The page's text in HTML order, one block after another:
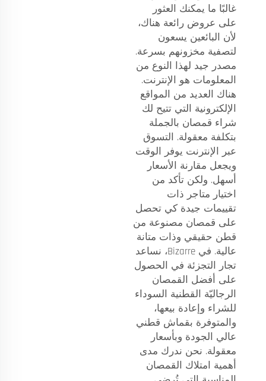
غالبًا ما يمكنك العثور
على عروض رائعة هناك،
لأن البائعين يسعون
لتصفية مخزونهم بسرعة.
مصدر جيد لهذا النوع من
المعلومات هو الإنترنت.
هناك العديد من المواقع
الإلكترونية التي تتيح لك
شراء قمصان بالجملة
بتكلفة معقولة. التسوق
عبر الإنترنت يوفر الوقت
ويجعل مقارنة الأسعار
أسهل. ولكن تأكد من
اختيار متاجر ذات
تقييمات جيدة كي تحصل
على قمصان مصنوعة من
قطن حقيقي وذات متانة
عالية. في Bizarre، نساعد
تجار التجزئة في الحصول
على أفضل القمصان
الرجاليّة القطنية السوداء
للشراء وإعادة بيعها،
والمتوفرة بقماش قطني
عالي الجودة وبأسعار
معقولة. نحن ندرك مدى
أهمية امتلاك القمصان